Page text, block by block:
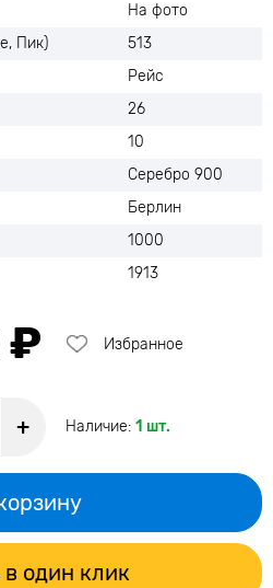
На фото
Пик)
513
Рейс
26
10
Серебро 900
Берлин
1000
1913
₽ Избранное
+ Наличие: 1 шт.
в один клик